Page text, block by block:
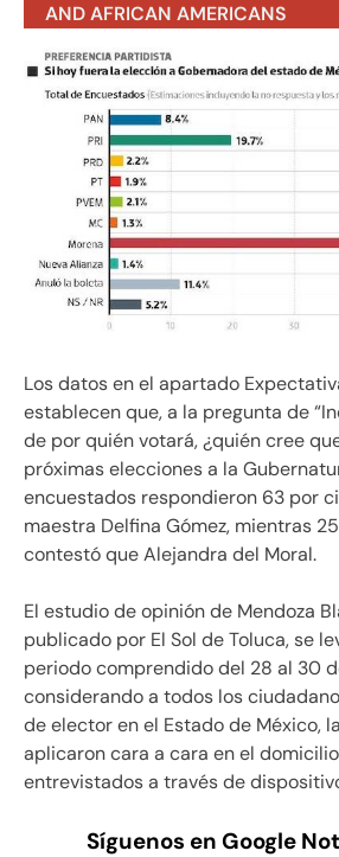
AND AFRICAN AMERICANS
Los datos en el apartado
establecen que, a la pregunta de
de por quién votará, ¿quién cree
próximas elecciones a la
encuestados respondieron 63 por
maestra Delfina Gómez, mientras
contestó que Alejandra del Moral.
El estudio de opinión de Mendoza
publicado por El Sol de Toluca, se
periodo comprendido del 28 al 30
considerando a todos los
de elector en el Estado de México,
aplicaron cara a cara en el
entrevistados a través de
Síguenos en Google